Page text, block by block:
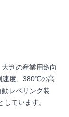
判の産業用途向
速度、380℃の高
レベリング装
ています。